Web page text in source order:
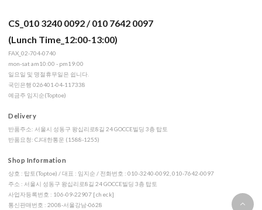
CS_010 3240 0092 / 010 7642 0097
(Lunch Time_12:00-13:00)
FAX_02-704-0740
mon-sat am10:00 - pm19:00
일요일 및 명절휴무일은 쉽니다.
국민은행 026401-04-117338
예금주 임지순(Toptoe)
Delivery
반품주소: 서울시 성동구 왕십리로8길 24 GOCCE빌딩 3층 탑토
반품요청: CJ대한통운 (1588-1255)
Shop Information
상호 : 탑토(Toptoe) / 대표 : 임지순 / 전화번호 : 010-3240-0092, 010-7642-0097
주소 : 서울시 성동구 왕십리로8길 24 GOCCE빌딩 3층 탑토
사업자등록번호 : 106-09-22907 [check]
통신판매번호 : 2008-서울강남-0628